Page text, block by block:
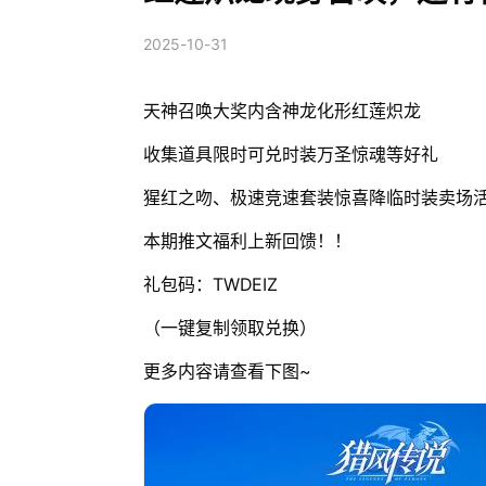
2025-10-31
天神召唤大奖内含神龙化形红莲炽龙
收集道具限时可兑时装万圣惊魂等好礼
猩红之吻、极速竞速套装惊喜降临时装卖场
本期推文福利上新回馈！！
礼包码：TWDEIZ
（一键复制领取兑换）
更多内容请查看下图~